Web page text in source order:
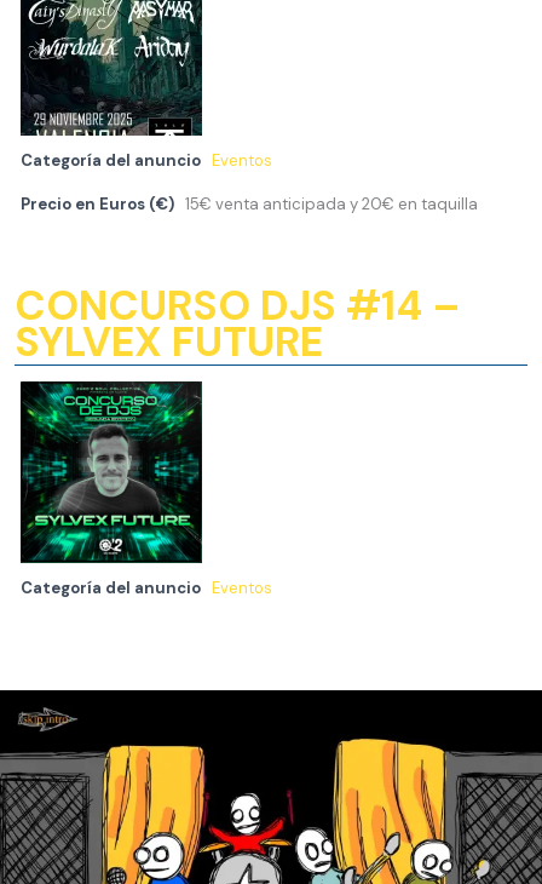
Categoría del anuncio Eventos
Precio en Euros (€) 15€ venta anticipada y 20€ en taquilla
CONCURSO DJS #14 –
SYLVEX FUTURE
Categoría del anuncio Eventos